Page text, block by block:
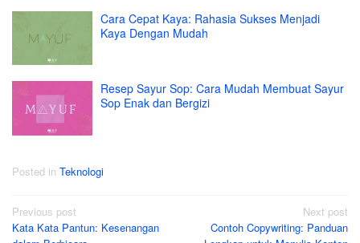
Cara Cepat Kaya: Rahasia Sukses Menjadi
Kaya Dengan Mudah
Resep Sayur Sop: Cara Mudah Membuat Sayur
Sop Enak dan Bergizi
Posted in Teknologi
Post
Previous post
Kata Kata Pantun: Kesenangan
Next post
Contoh Copywriting: Panduan